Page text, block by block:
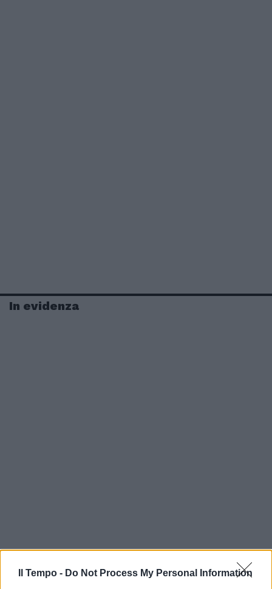
Il Tempo - Do Not Process My Personal Information
In evidenza